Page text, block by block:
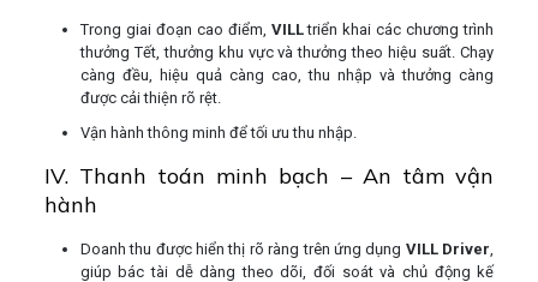
Trong giai đoạn cao điểm, VILLtriển khai các chương trình
thưởng Tết, thưởng khu vực và thưởng theo hiệu suất. Chạy
càng đều, hiệu quả càng cao, thu nhập và thưởng càng
được cải thiện rõ rệt.
Vận hành thông minh để tối ưu thu nhập.
IV. Thanh toán minh bạch – An tâm vận
hành
Doanh thu được hiển thị rõ ràng trên ứng dụng VILL Driver,
giúp bác tài dễ dàng theo dõi, đối soát và chủ động kế